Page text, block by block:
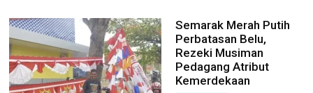
Semarak Merah Putih
Perbatasan Belu,
Rezeki Musiman
Pedagang Atribut
Kemerdekaan